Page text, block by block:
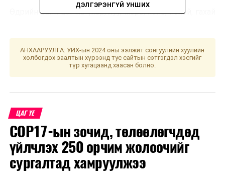
Өдрийн сайн цаг нь үхэр, луу, морь, хонь, нохой, гахай
мөрөө гаргавал зохистой. Үс шинээр үргээлгэх буюу
засуулбал өлзийтэй сайн хэмээжээ.
ДАРААХ МЭДЭЭ
ажиллана
ӨМНӨХ МЭДЭЭ
Японд Эссэ бичлэгийн уралдаан боллоо
ДЭЛГЭРЭНГҮЙ УНШИХ
АНХААРУУЛГА: УИХ-ын 2024 оны ээлжит сонгуулийн хуулийн
холбогдох заалтын хүрээнд тус сайтын сэтгэгдэл хэсгийг
түр хугацаанд хаасан болно.
ЦАГ ҮЕ
COP17-ын зочид, төлөөлөгчдөд
үйлчлэх 250 орчим жолоочийг
сургалтад хамруулжээ